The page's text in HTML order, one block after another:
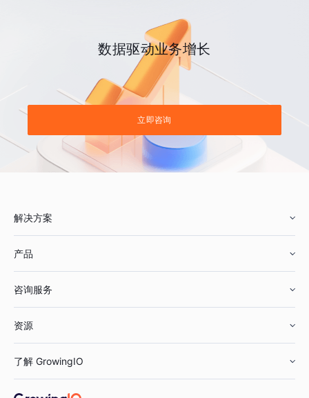
数据驱动业务增长
立即咨询
解决方案
鞋服行业
汽车行业
产品
智能运营
咨询服务
资源
了解 GrowingIO